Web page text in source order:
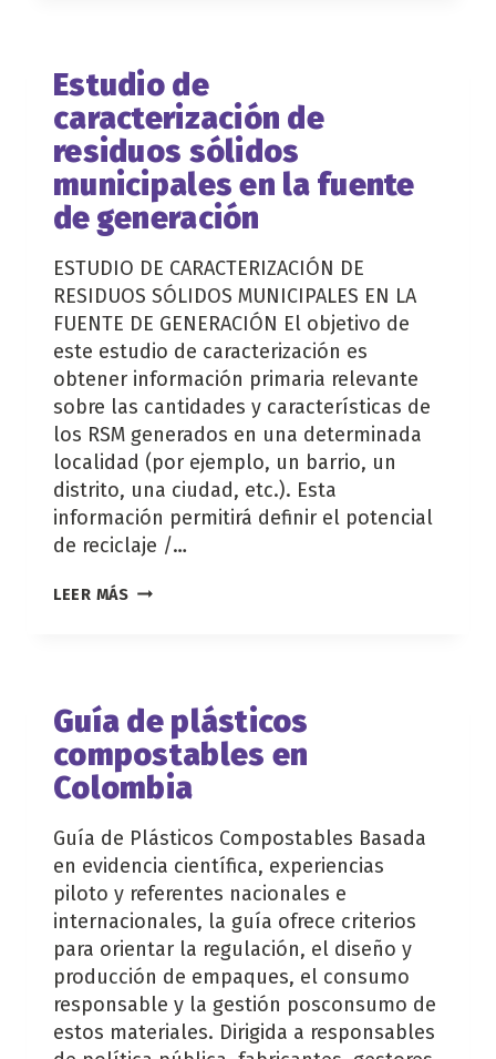
EN
LA
FUENTE
DE
RESIDUOS
SOLIDOS
Estudio de
caracterización de
residuos sólidos
municipales en la fuente
de generación
ESTUDIO DE CARACTERIZACIÓN DE
RESIDUOS SÓLIDOS MUNICIPALES EN LA
FUENTE DE GENERACIÓN El objetivo de
este estudio de caracterización es
obtener información primaria relevante
sobre las cantidades y características de
los RSM generados en una determinada
localidad (por ejemplo, un barrio, un
distrito, una ciudad, etc.). Esta
información permitirá definir el potencial
de reciclaje /…
LEER MÁS ESTUDIO
MUNICIPALES
EN
LA
FUENTE
GENERACIÓN
Guía de plásticos
compostables en
Colombia
Guía de Plásticos Compostables Basada
en evidencia científica, experiencias
piloto y referentes nacionales e
internacionales, la guía ofrece criterios
para orientar la regulación, el diseño y
producción de empaques, el consumo
responsable y la gestión posconsumo de
estos materiales. Dirigida a responsables